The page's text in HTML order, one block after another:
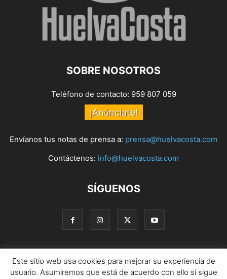
SOBRE NOSOTROS
Teléfono de contacto: 959 807 059
¡Anúnciate!
Envíanos tus notas de prensa a: prensa@huelvacosta.com
Contáctenos: info@huelvacosta.com
SÍGUENOS
© HuelvaCosta
Este sitio web usa cookies para mejorar su experiencia de
usuario. Asumiremos que está de acuerdo con ello si sigue